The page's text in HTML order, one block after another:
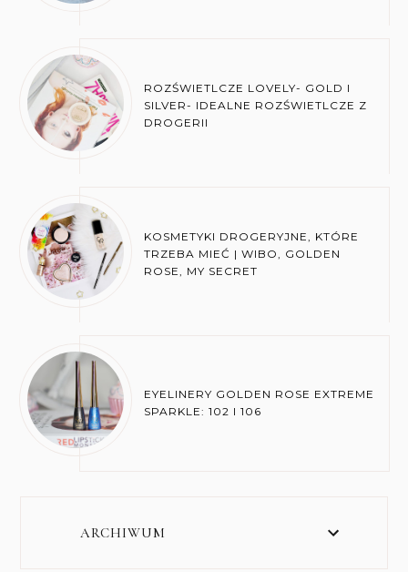
ROZŚWIETLCZE LOVELY- GOLD I
SILVER- IDEALNE ROZŚWIETLCZE Z
DROGERII
KOSMETYKI DROGERYJNE, KTÓRE
TRZEBA MIEĆ | WIBO, GOLDEN
ROSE, MY SECRET
EYELINERY GOLDEN ROSE EXTREME
SPARKLE: 102 I 106
ARCHIWUM